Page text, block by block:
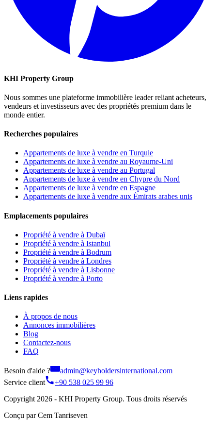
KHI Property Group
Nous sommes une plateforme immobilière leader reliant acheteurs,
vendeurs et investisseurs avec des propriétés premium dans le
monde entier.
Recherches populaires
Appartements de luxe à vendre en Turquie
Appartements de luxe à vendre au Royaume-Uni
Appartements de luxe à vendre au Portugal
Appartements de luxe à vendre en Chypre du Nord
Appartements de luxe à vendre en Espagne
Appartements de luxe à vendre aux Émirats arabes unis
Emplacements populaires
Propriété à vendre à Dubaï
Propriété à vendre à Istanbul
Propriété à vendre à Bodrum
Propriété à vendre à Londres
Propriété à vendre à Lisbonne
Propriété à vendre à Porto
Liens rapides
À propos de nous
Annonces immobilières
Blog
Contactez-nous
FAQ
Besoin d'aide ?
admin@keyholdersinternational.com
Service client
+90 538 025 99 96
Copyright 2026 - KHI Property Group. Tous droits réservés
Conçu par Cem Tanriseven